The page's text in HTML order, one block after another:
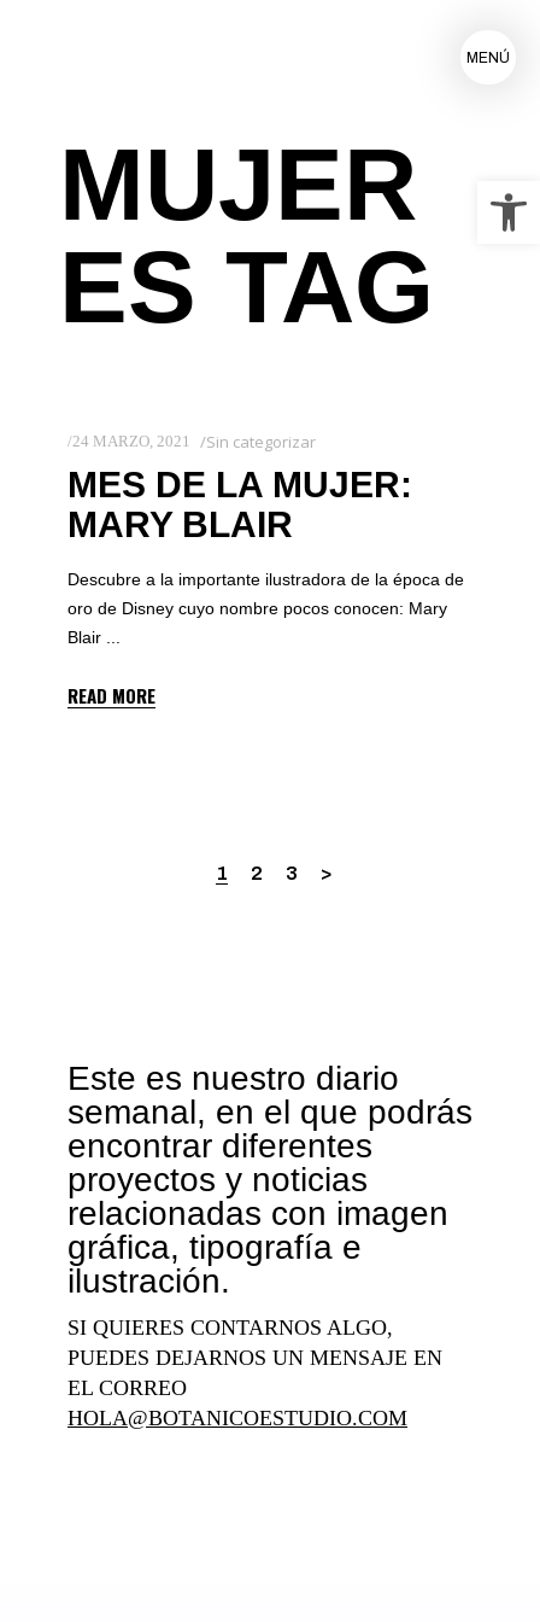
MENÚ
MUJER
ES TAG
24 MARZO, 2021 Sin categorizar
MES DE LA MUJER:
MARY BLAIR
Descubre a la importante ilustradora de la época de
oro de Disney cuyo nombre pocos conocen: Mary
Blair
READ MORE
1 2 3
Este es nuestro diario
semanal, en el que podrás
encontrar diferentes
proyectos y noticias
relacionadas con imagen
gráfica, tipografía e
ilustración.
SI QUIERES CONTARNOS ALGO,
PUEDES DEJARNOS UN MENSAJE EN
EL CORREO
HOLA@BOTANICOESTUDIO.COM